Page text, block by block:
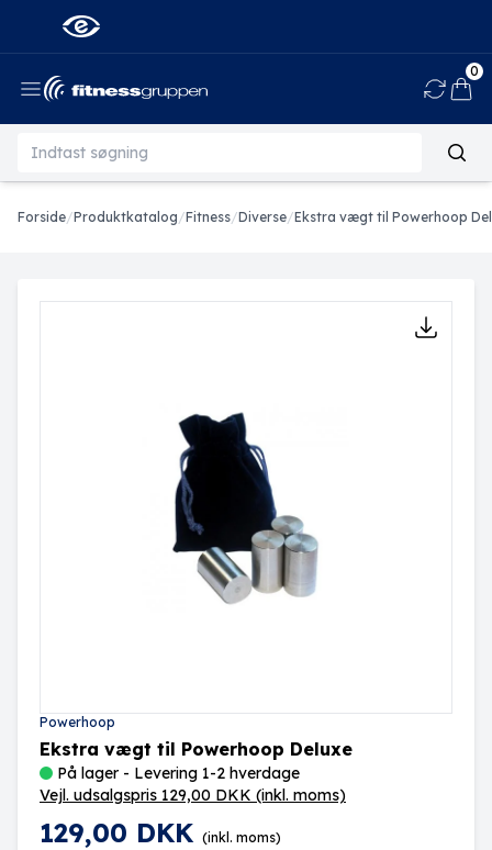
0
Forside/Produktkatalog/Fitness/Diverse/Ekstra vægt til Powerhoop
Powerhoop
Ekstra vægt til Powerhoop Deluxe
På lager - Levering 1-2 hverdage
Vejl. udsalgspris 129,00 DKK (inkl. moms)
129,00 DKK (inkl. moms)